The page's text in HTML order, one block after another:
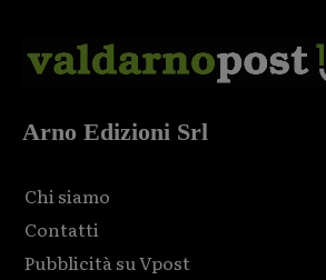
Arno Edizioni Srl
Chi siamo
Contatti
Pubblicità su Vpost